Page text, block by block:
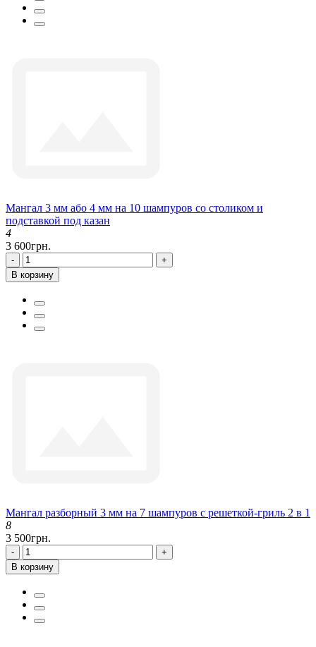
Мангал 3 мм або 4 мм на 10 шампуров со столиком и
подставкой под казан
4
3 600грн.
-
+
В корзину
Мангал разборный 3 мм на 7 шампуров с решеткой-гриль 2 в 1
8
3 500грн.
-
+
В корзину